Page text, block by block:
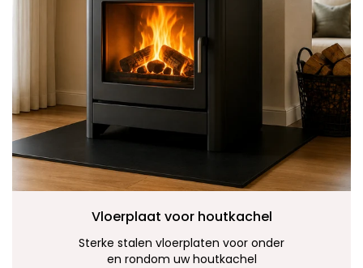
Vloerplaat voorhoutkachel
Sterke stalen vloerplaten voor onder
en rondom uw houtkachel